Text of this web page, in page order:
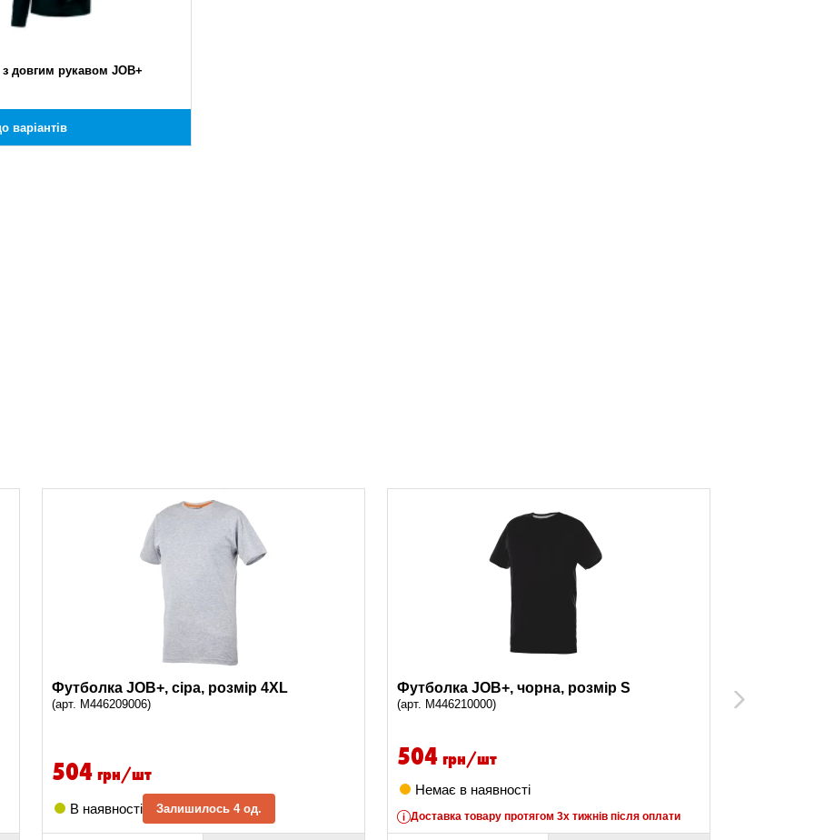
довгим рукавом JOB+
варіантів
Футболка JOB+, сіра, розмір 4XL
(арт. M446209006)
504 грн/шт
В наявності Залишилось 4 од.
Футболка JOB+, чорна, розмір S
(арт. M446210000)
504 грн/шт
Немає в наявності
Доставка товару протягом 3х тижнів після оплати
(арт.
Next